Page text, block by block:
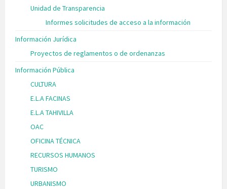
Unidad de Transparencia
Informes solicitudes de acceso a la información
Información Jurídica
Proyectos de reglamentos o de ordenanzas
Información Pública
CULTURA
E.L.A FACINAS
E.L.A TAHIVILLA
OAC
OFICINA TÉCNICA
RECURSOS HUMANOS
TURISMO
URBANISMO